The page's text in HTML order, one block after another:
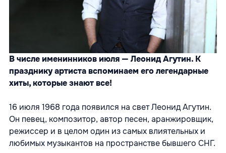
В числе именинников июля — Леонид Агутин. К
празднику артиста вспоминаем его легендарные
хиты, которые знают все!
16 июля 1968 года появился на свет Леонид Агутин.
Он певец, композитор, автор песен, аранжировщик,
режиссер и в целом один из самых влиятельных и
любимых музыкантов на пространстве бывшего СНГ.